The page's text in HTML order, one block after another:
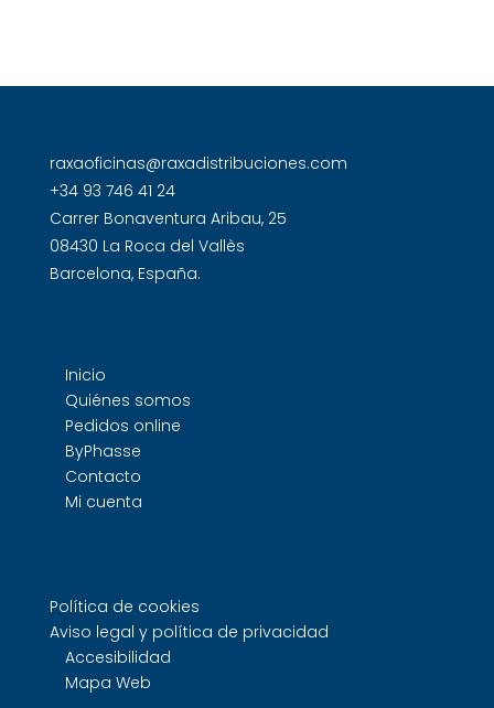
raxaoficinas@raxadistribuciones.com
+34 93 746 41 24
Carrer Bonaventura Aribau, 25
08430 La Roca del Vallès
Barcelona, España.
Inicio
Quiénes somos
Pedidos online
ByPhasse
Contacto
Mi cuenta
Política de cookies
Aviso legal y política de privacidad
Accesibilidad
Mapa Web